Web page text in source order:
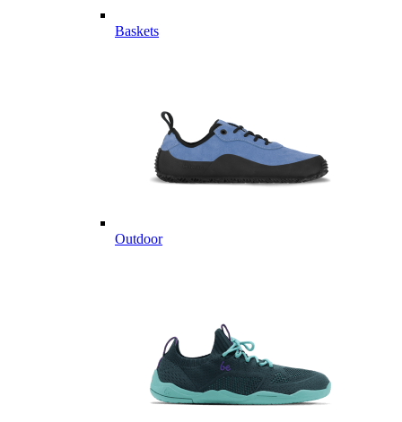
Baskets
Outdoor